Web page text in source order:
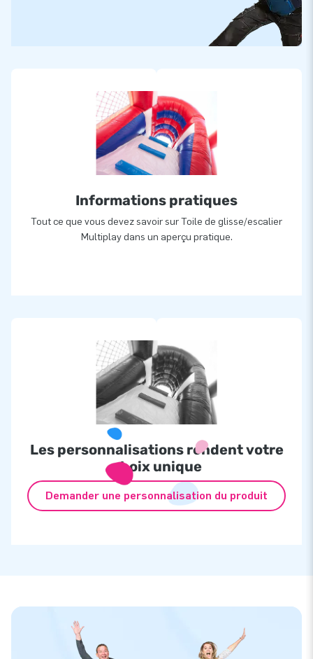
Informations pratiques
Tout ce que vous devez savoir sur Toile de glisse/escalier
Multiplay dans un aperçu pratique.
Les personnalisations rendent votre
choix unique
Demander une personnalisation du produit